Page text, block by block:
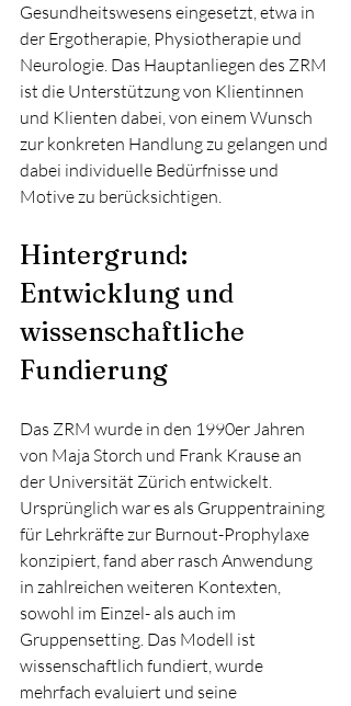
Gesundheitswesens eingesetzt, etwa in
der Ergotherapie, Physiotherapie und
Neurologie. Das Hauptanliegen des ZRM
ist die Unterstützung von Klientinnen
und Klienten dabei, von einem Wunsch
zur konkreten Handlung zu gelangen und
dabei individuelle Bedürfnisse und
Motive zu berücksichtigen.
Hintergrund:
Entwicklung und
wissenschaftliche
Fundierung
Das ZRM wurde in den 1990er Jahren
von Maja Storch und Frank Krause an
der Universität Zürich entwickelt.
Ursprünglich war es als Gruppentraining
für Lehrkräfte zur Burnout-Prophylaxe
konzipiert, fand aber rasch Anwendung
in zahlreichen weiteren Kontexten,
sowohl im Einzel- als auch im
Gruppensetting. Das Modell ist
wissenschaftlich fundiert, wurde
mehrfach evaluiert und seine